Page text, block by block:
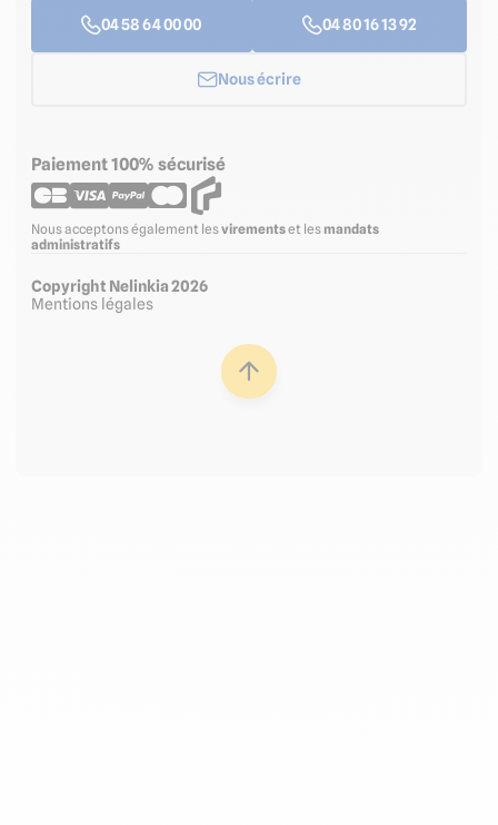
04 58 64 00 00 04 80 16 13 92
Nous écrire
Paiement 100% sécurisé
Nous acceptons également lesvirementset les mandats
administratifs
Copyright Nelinkia 2026
Mentions légales